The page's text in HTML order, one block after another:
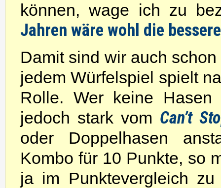
können, wage ich zu
Jahren wäre wohl die
Damit sind wir auch
jedem Würfelspiel spielt
Rolle. Wer keine
jedoch stark vom Can’t
oder Doppelhasen
Kombo für 10 Punkte, so
ja im Punktevergleich